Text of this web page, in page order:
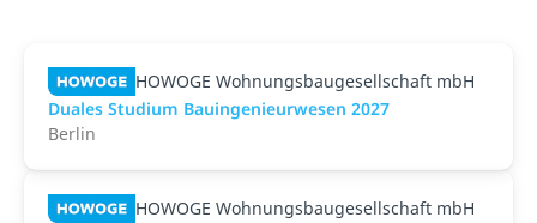
HOWOGE Wohnungsbaugesellschaft mbH
Duales Studium Bauingenieurwesen 2027
Berlin
HOWOGE Wohnungsbaugesellschaft mbH